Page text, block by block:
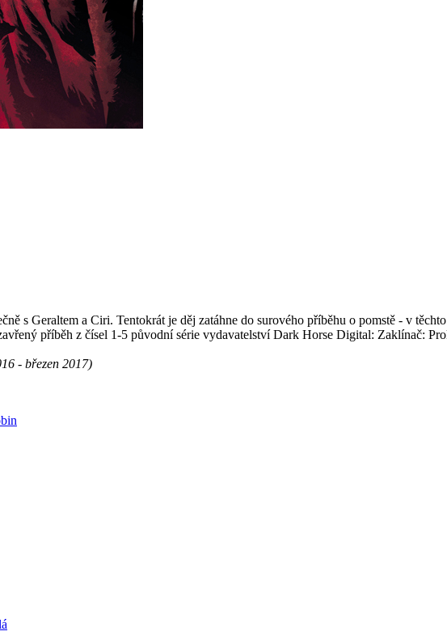
s Geraltem a Ciri. Tentokrát je děj zatáhne do surového příběhu o pomstě - v
příběh z čísel 1-5 původní série vydavatelství Dark Horse Digital: Zaklínač:
- březen 2017)